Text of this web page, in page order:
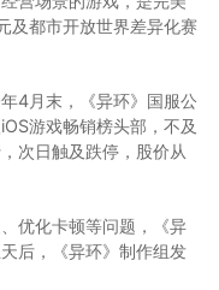
及都市开放世界差异化赛
4月末，《异环》国服公
游戏畅销榜头部，不及
次日触及跌停，股价从
优化卡顿等问题，《异
后，《异环》制作组发